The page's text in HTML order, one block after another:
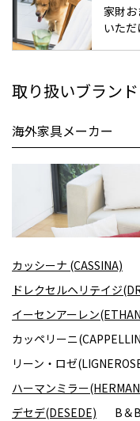
家財
いただ
取り扱いブランド
海外家具メーカー
カッシーナ (CASSINA)
ドレクセルヘリテイジ
イーセンアーレン
カッペリーニ
リーン・ロゼ
ハーマンミラー
デセデ(DESEDE)
B＆